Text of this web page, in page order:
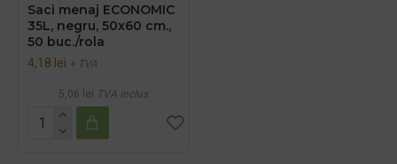
Saci menaj ECONOMIC
35L, negru, 50x60 cm.,
50 buc./rola
4,18 lei + TVA
5,06 lei TVA inclus